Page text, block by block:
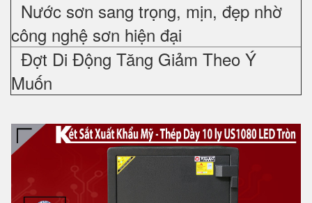
Nước sơn sang trọng, mịn, đẹp nhờ
công nghệ sơn hiện đại
Đợt Di Động Tăng Giảm Theo Ý
Muốn